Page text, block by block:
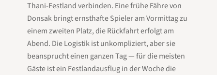
Thani-Festland verbinden. Eine frühe Fähre von
Donsak bringt ernsthafte Spieler am Vormittag zu
einem zweiten Platz, die Rückfahrt erfolgt am
Abend. Die Logistik ist unkompliziert, aber sie
beansprucht einen ganzen Tag — für die meisten
Gäste ist ein Festlandausflug in der Woche die